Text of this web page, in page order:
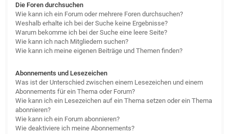
Die Foren durchsuchen
Wie kann ich ein Forum oder mehrere Foren durchsuchen?
Weshalb erhalte ich bei der Suche keine Ergebnisse?
Warum bekomme ich bei der Suche eine leere Seite?
Wie kann ich nach Mitgliedern suchen?
Wie kann ich meine eigenen Beiträge und Themen finden?
Abonnements und Lesezeichen
Was ist der Unterschied zwischen einem Lesezeichen und einem
Abonnements für ein Thema oder Forum?
Wie kann ich ein Lesezeichen auf ein Thema setzen oder ein Thema
abonnieren?
Wie kann ich ein Forum abonnieren?
Wie deaktiviere ich meine Abonnements?